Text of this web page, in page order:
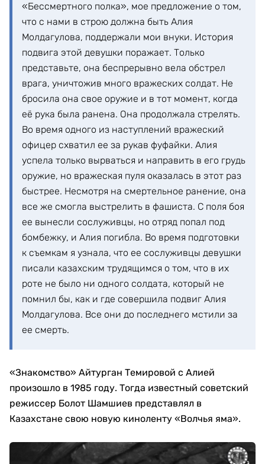
«Бессмертного полка», мое предложение о том,
что с нами в строю должна быть Алия
Молдагулова, поддержали мои внуки. История
подвига этой девушки поражает. Только
представьте, она беспрерывно вела обстрел
врага, уничтожив много вражеских солдат. Не
бросила она свое оружие и в тот момент, когда
её рука была ранена. Она продолжала стрелять.
Во время одного из наступлений вражеский
офицер схватил ее за рукав фуфайки. Алия
успела только вырваться и направить в его грудь
оружие, но вражеская пуля оказалась в этот раз
быстрее. Несмотря на смертельное ранение, она
все же смогла выстрелить в фашиста. С поля боя
ее вынесли сослуживцы, но отряд попал под
бомбежку, и Алия погибла. Во время подготовки
к съемкам я узнала, что ее сослуживцы девушки
писали казахским трудящимся о том, что в их
роте не было ни одного солдата, который не
помнил бы, как и где совершила подвиг Алия
Молдагулова. Все они до последнего мстили за
ее смерть.
«Знакомство» Айтурган Темировой с Алией
произошло в 1985 году. Тогда известный советский
режиссер Болот Шамшиев представлял в
Казахстане свою новую киноленту «Волчья яма».